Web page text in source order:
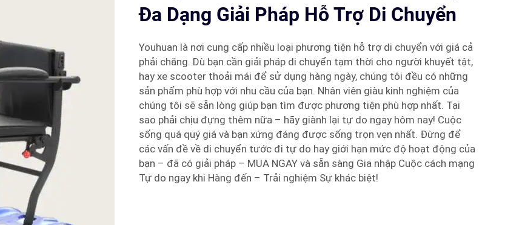
Đa Dạng Giải Pháp Hỗ Trợ Di Chuyển
Youhuan là nơi cung cấp nhiều loại phương tiện hỗ trợ di chuyển với giá cả
phải chăng. Dù bạn cần giải pháp di chuyển tạm thời cho người khuyết tật,
hay xe scooter thoải mái để sử dụng hàng ngày, chúng tôi đều có những
sản phẩm phù hợp với nhu cầu của bạn. Nhân viên giàu kinh nghiệm của
chúng tôi sẽ sẵn lòng giúp bạn tìm được phương tiện phù hợp nhất. Tại
sao phải chịu đựng thêm nữa – hãy giành lại tự do ngay hôm nay! Cuộc
sống quá quý giá và bạn xứng đáng được sống trọn vẹn nhất. Đừng để
các vấn đề về di chuyển tước đi tự do hay giới hạn mức độ hoạt động của
bạn – đã có giải pháp – MUA NGAY và sẵn sàng Gia nhập Cuộc cách mạng
Tự do ngay khi Hàng đến – Trải nghiệm Sự khác biệt!